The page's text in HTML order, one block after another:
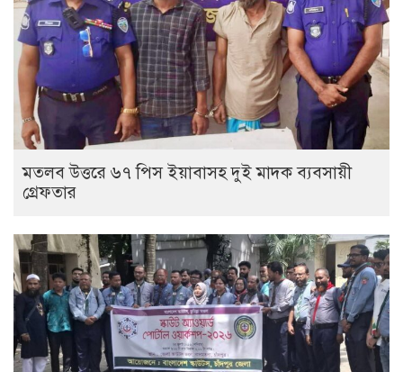
মতলব উত্তরে ৬৭ পিস ইয়াবাসহ দুই মাদক ব্যবসায়ী
গ্রেফতার